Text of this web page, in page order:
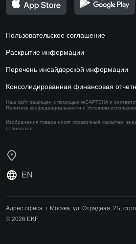
Пользовательское соглашение
Раскрытие информации
Перечень инсайдерской информации
Консолидированная финансовая
Наш сайт защищен с помощью reCAPTCHA и
Политике конфиденциальности и Условиям
Изображения товара носят справочный характер,
отличаться
EN
Адрес офиса: г. Москва, ул. Отрадная, 2Б,
© 2026 EKF